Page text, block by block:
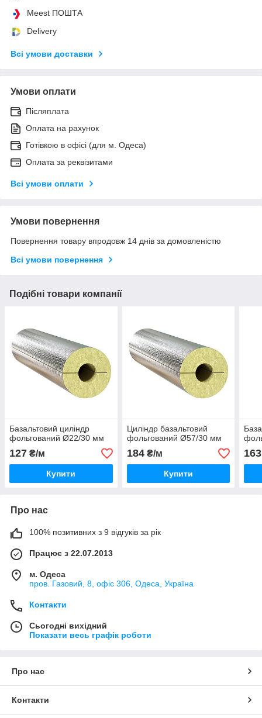
Meest ПОШТА
Delivery
Всі умови доставки
Умови оплати
Післяплата
Оплата на рахунок
Готівкою в офісі (для м. Одеса)
Оплата за реквізитами
Всі умови оплати
Умови повернення
Повернення товару впродовж 14 днів за домовленістю
Всі умови повернення
Подібні товари компанії
Базальтовий циліндр
фольгований Ø22/30 мм
127 ₴/м
Купити
Циліндр базальтовий
фольгований Ø57/30 мм
184₴/м
Купити
163
Про нас
100% позитивних з 9 відгуків за рік
Працює з 22.07.2013
м. Одеса
пров. Газовий, 8, офіс 306, Одеса, Україна
Контакти
Сьогодні вихідний
Показати весь графік роботи
Про нас
Контакти